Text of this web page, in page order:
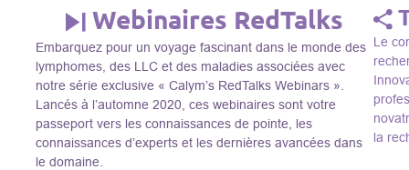
Webinaires RedTalks
Embarquez pour un voyage fascinant dans le monde des
lymphomes, des LLC et des maladies associées avec
notre série exclusive « Calym’s RedTalks Webinars ».
Lancés à l’automne 2020, ces webinaires sont votre
passeport vers les connaissances de pointe, les
connaissances d’experts et les dernières avancées dans
le domaine.
Le
la